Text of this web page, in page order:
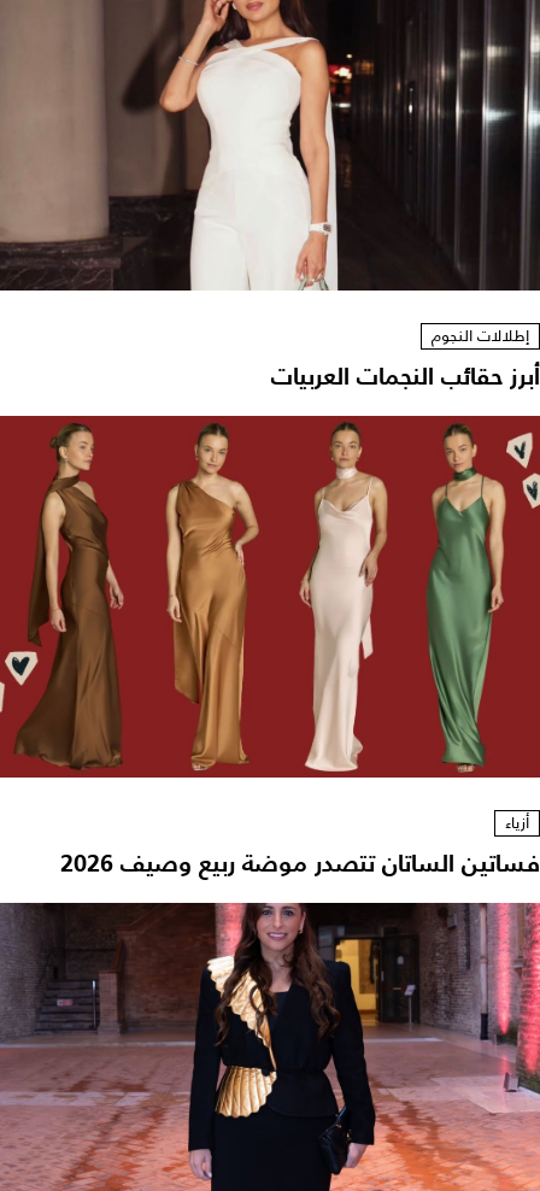
إطلالات النجوم
أبرز حقائب النجمات العربيات
أزياء
فساتين الساتان تتصدر موضة ربيع وصيف 2026